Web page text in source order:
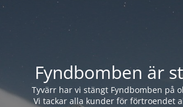
Fyndbomben är
Tyvärr har vi stängt Fyndbomben på
Vi tackar alla kunder för förtroendet